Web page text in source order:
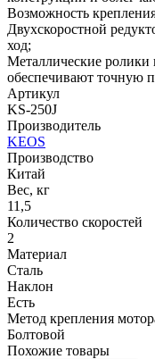
Возможность
Двухскоростной
ход;
Металлические ролики
обеспечивают точную
Артикул
KS-250J
Производитель
KEOS
Производство
Китай
Вес, кг
11,5
Количество скоростей
2
Материал
Сталь
Наклон
Есть
Метод крепления
Болтовой
Похожие товары